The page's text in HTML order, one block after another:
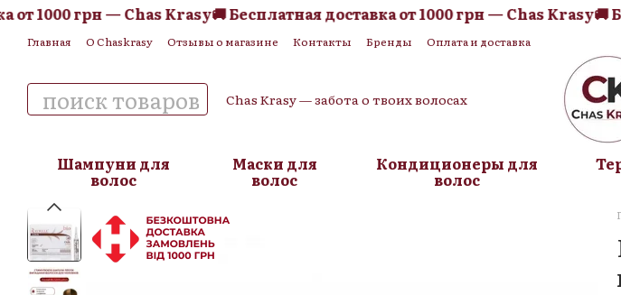
Перейти к основному контенту
1000 грн — Chas Krasy🚚 Бесплатная доставка от 1000 грн — Chas Krasy🚚
Главная О Chaskrasy Отзывы о магазине Контакты Бренды
Оплата и доставка
Chas Krasy — забота о твоих волосах
Шампуни для
волос
Маски для
волос
Кондиционеры для
волос